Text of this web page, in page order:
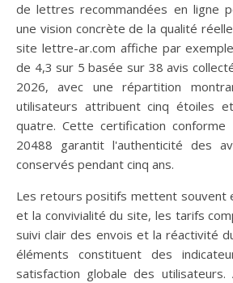
de lettres recommandées en ligne
une vision concrète de la qualité
site lettre-ar.com affiche par
de 4,3 sur 5 basée sur 38 avis
2026, avec une répartition
utilisateurs attribuent cinq étoiles
quatre. Cette certification
20488 garantit l'authenticité des
conservés pendant cinq ans.
Les retours positifs mettent souvent
et la convivialité du site, les tarifs
suivi clair des envois et la réactivité
éléments constituent des
satisfaction globale des utilisateurs.